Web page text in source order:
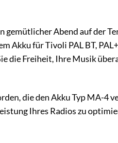
gemütlicher Abend auf der
Akku für Tivoli PAL BT,
die Freiheit, Ihre Musik
die den Akku Typ MA-4
Ihres Radios zu